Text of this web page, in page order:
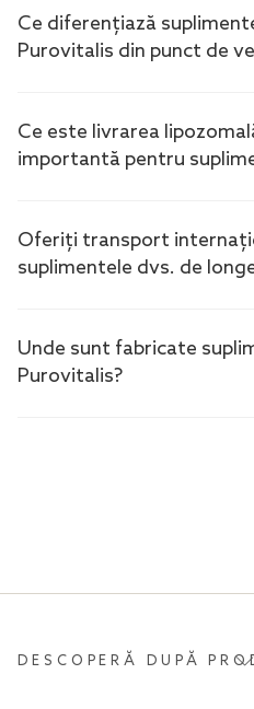
Ce diferențiază
Purovitalis din punct de
Ce este livrarea
importantă pentru
Oferiți transport
suplimentele dvs. de
Unde sunt fabricate
Purovitalis?
DESCOPERĂ DUPĂ